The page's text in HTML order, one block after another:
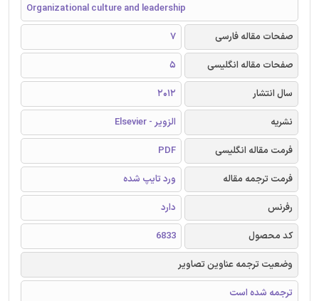
Organizational culture and leadership
صفحات مقاله فارسی
7
صفحات مقاله انگلیسی
5
سال انتشار
2012
نشریه
الزویر - Elsevier
فرمت مقاله انگلیسی
PDF
فرمت ترجمه مقاله
ورد تایپ شده
رفرنس
دارد
کد محصول
6833
وضعیت ترجمه عناوین تصاویر
ترجمه شده است